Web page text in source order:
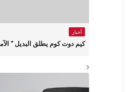
أخبار
كيم دوت كوم يطلق البديل "